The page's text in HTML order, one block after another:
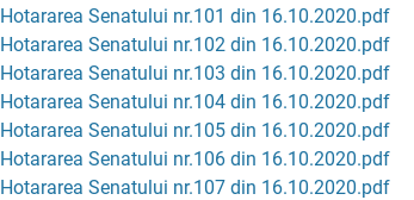
Hotararea Senatului nr.101 din 16.10.2020.pdf
Hotararea Senatului nr.102 din 16.10.2020.pdf
Hotararea Senatului nr.103 din 16.10.2020.pdf
Hotararea Senatului nr.104 din 16.10.2020.pdf
Hotararea Senatului nr.105 din 16.10.2020.pdf
Hotararea Senatului nr.106 din 16.10.2020.pdf
Hotararea Senatului nr.107 din 16.10.2020.pdf